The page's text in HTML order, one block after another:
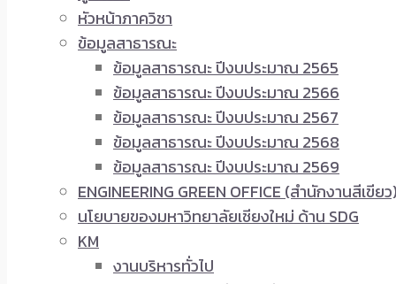
หัวหน้าภาควิชา
ข้อมูลสาธารณะ
ข้อมูลสาธารณะ ปีงบประมาณ 2565
ข้อมูลสาธารณะ ปีงบประมาณ 2566
ข้อมูลสาธารณะ ปีงบประมาณ 2567
ข้อมูลสาธารณะ ปีงบประมาณ 2568
ข้อมูลสาธารณะ ปีงบประมาณ 2569
ENGINEERING GREEN OFFICE (สำนักงานสีเขีย
นโยบายของมหาวิทยาลัยเชียงใหม่ ด้าน SDG
KM
งานบริหารทั่วไป